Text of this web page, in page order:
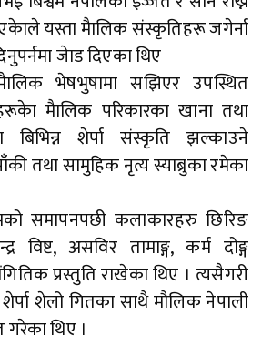
यस्ता मैालिक संस्कृतिहरू जगेर्ना
जेाड दिएका थिए
भेषभुषामा सझिएर उपस्थित
मैालिक परिकारका खाना तथा
बिभिन्न शेर्पा संस्कृति झल्काउने
तथा सामुहिक नृत्य स्याब्रुका रमेका
समापनपछी कलाकारहरु छिरिङ
विष्ट, असविर तामाङ्ग, कर्म दोङ्ग
प्रस्तुति राखेका थिए । त्यसैगरी
शेलो गितका साथै मौलिक नेपाली
गरेका थिए ।